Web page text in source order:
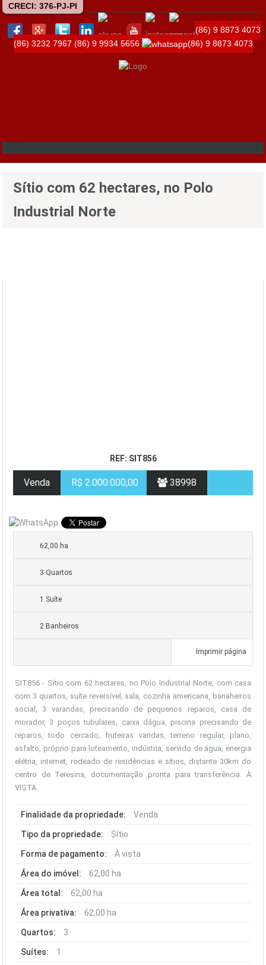
CRECI: 376-PJ-PI
(86) 9 8873 4073
(86) 3232 7967 (86) 9 9934 5656 (86) 9 8873 4073
Sítio com 62 hectares, no Polo
Industrial Norte
REF: SIT856
Venda R$ 2.000.000,00 38998
62,00 ha
3 Quartos
1 Suíte
2 Banheiros
Imprimir página
SIT856 - Sítio com 62 hectares, no Polo Industrial Norte, com casa
com 3 quartos, suíte reversível, sala, cozinha americana, banaheiros
social, 3 varandas, precisando de pequenos reparos, casa de
morador, 3 poços tubulares, caixa dágua, piscina precisando de
reparos, todo cercado, fruteiras varidas, terreno regular, plano,
asfalto, próprio para loteamento, indústria, servido de água, energia
elétria, internet, rodeado de residências e sítios, distante 30km do
centro de Teresina, documentação pronta para transferência. À
VISTA.
Finalidade da propriedade: Venda
Tipo da propriedade: Sítio
Forma de pagamento: À vista
Área do imóvel: 62,00 ha
Área total: 62,00 ha
Área privativa: 62,00 ha
Quartos: 3
Suítes: 1